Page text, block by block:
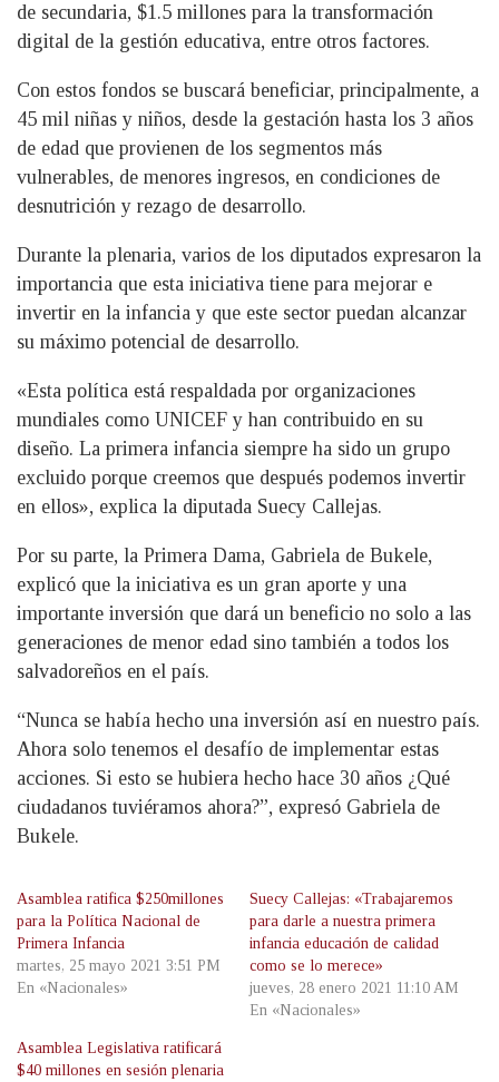
de secundaria, $1.5 millones para la transformación
digital de la gestión educativa, entre otros factores.
Con estos fondos se buscará beneficiar, principalmente, a
45 mil niñas y niños, desde la gestación hasta los 3 años
de edad que provienen de los segmentos más
vulnerables, de menores ingresos, en condiciones de
desnutrición y rezago de desarrollo.
Durante la plenaria, varios de los diputados expresaron la
importancia que esta iniciativa tiene para mejorar e
invertir en la infancia y que este sector puedan alcanzar
su máximo potencial de desarrollo.
«Esta política está respaldada por organizaciones
mundiales como UNICEF y han contribuido en su
diseño. La primera infancia siempre ha sido un grupo
excluido porque creemos que después podemos invertir
en ellos», explica la diputada Suecy Callejas.
Por su parte, la Primera Dama, Gabriela de Bukele,
explicó que la iniciativa es un gran aporte y una
importante inversión que dará un beneficio no solo a las
generaciones de menor edad sino también a todos los
salvadoreños en el país.
“Nunca se había hecho una inversión así en nuestro país.
Ahora solo tenemos el desafío de implementar estas
acciones. Si esto se hubiera hecho hace 30 años ¿Qué
ciudadanos tuviéramos ahora?”, expresó Gabriela de
Bukele.
Asamblea ratifica $250millones
para la Política Nacional de
Primera Infancia
martes, 25 mayo 2021 3:51 PM
En «Nacionales»
Suecy Callejas: «Trabajaremos
para darle a nuestra primera
infancia educación de calidad
como se lo merece»
jueves, 28 enero 2021 11:10 AM
En «Nacionales»
Asamblea Legislativa ratificará
$40 millones en sesión plenaria